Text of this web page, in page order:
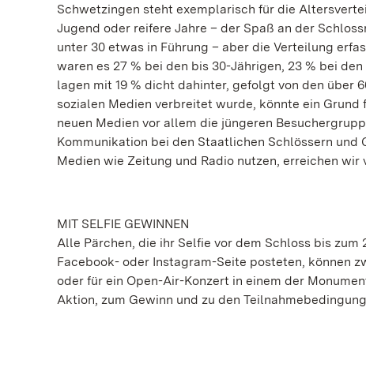
Schwetzingen steht exemplarisch für die
Jugend oder reifere Jahre – der Spaß an der
unter 30 etwas in Führung – aber die Verteilung
waren es 27 % bei den bis 30-Jährigen, 23 % bei
lagen mit 19 % dicht dahinter, gefolgt von den über
sozialen Medien verbreitet wurde, könnte ein
neuen Medien vor allem die jüngeren
Kommunikation bei den Staatlichen Schlössern und
Medien wie Zeitung und Radio nutzen, erreichen
MIT SELFIE GEWINNEN
Alle Pärchen, die ihr Selfie vor dem Schloss bis
Facebook- oder Instagram-Seite posteten, können
oder für ein Open-Air-Konzert in einem der
Aktion, zum Gewinn und zu den